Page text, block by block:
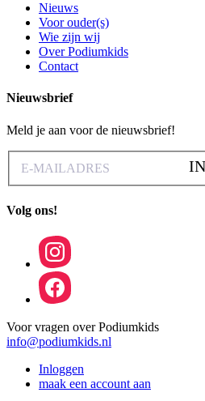
Nieuws
Voor ouder(s)
Wie zijn wij
Over Podiumkids
Contact
Nieuwsbrief
Meld je aan voor de nieuwsbrief!
Volg ons!
Voor vragen over Podiumkids
info@podiumkids.nl
Inloggen
maak een account aan